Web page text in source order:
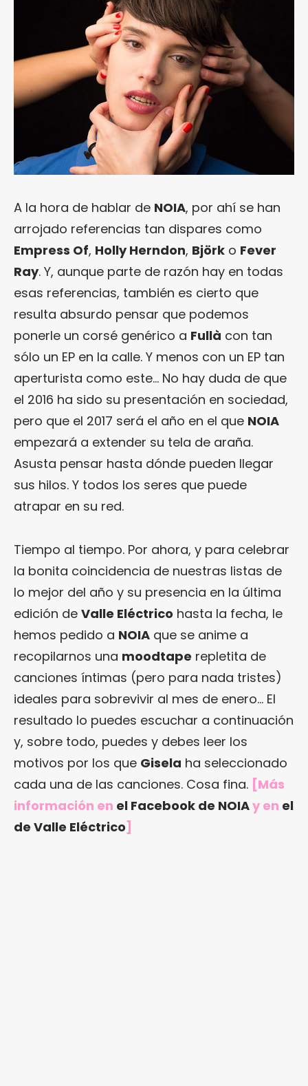
A la hora de hablar de NOIA, por ahí se han
arrojado referencias tan dispares como
Empress Of, Holly Herndon, Björk o Fever
Ray. Y, aunque parte de razón hay en todas
esas referencias, también es cierto que
resulta absurdo pensar que podemos
ponerle un corsé genérico a Fullà con tan
sólo un EP en la calle. Y menos con un EP tan
aperturista como este… No hay duda de que
el 2016 ha sido su presentación en sociedad,
pero que el 2017 será el año en el que NOIA
empezará a extender su tela de araña.
Asusta pensar hasta dónde pueden llegar
sus hilos. Y todos los seres que puede
atrapar en su red.
Tiempo al tiempo. Por ahora, y para celebrar
la bonita coincidencia de nuestras listas de
lo mejor del año y su presencia en la última
edición de Valle Eléctrico hasta la fecha, le
hemos pedido a NOIA que se anime a
recopilarnos una moodtape repletita de
canciones íntimas (pero para nada tristes)
ideales para sobrevivir al mes de enero… El
resultado lo puedes escuchar a continuación
y, sobre todo, puedes y debes leer los
motivos por los que Gisela ha seleccionado
cada una de las canciones. Cosa fina. [Más
información en el Facebook de NOIAy en el
de Valle Eléctrico]